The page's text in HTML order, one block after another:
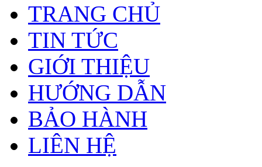
TRANG CHỦ
TIN TỨC
GIỚI THIỆU
HƯỚNG DẪN
BẢO HÀNH
LIÊN HỆ